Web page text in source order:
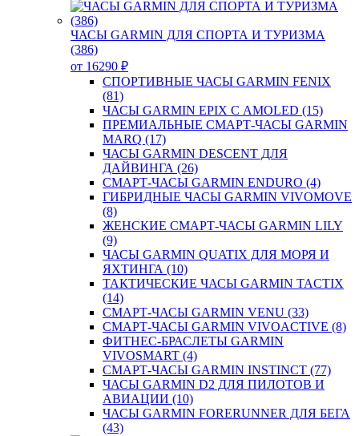
ЧАСЫ GARMIN ДЛЯ СПОРТА И ТУРИЗМА
(386)
от 16290 ₽
СПОРТИВНЫЕ ЧАСЫ GARMIN FENIX
(81)
ЧАСЫ GARMIN EPIX С AMOLED (15)
ПРЕМИАЛЬНЫЕ СМАРТ-ЧАСЫ GARMIN
MARQ (17)
ЧАСЫ GARMIN DESCENT ДЛЯ
ДАЙВИНГА (26)
СМАРТ-ЧАСЫ GARMIN ENDURO (4)
ГИБРИДНЫЕ ЧАСЫ GARMIN VIVOMOVE
(8)
ЖЕНСКИЕ СМАРТ-ЧАСЫ GARMIN LILY
(9)
ЧАСЫ GARMIN QUATIX ДЛЯ МОРЯ И
ЯХТИНГА (10)
ТАКТИЧЕСКИЕ ЧАСЫ GARMIN TACTIX
(14)
СМАРТ-ЧАСЫ GARMIN VENU (33)
СМАРТ-ЧАСЫ GARMIN VIVOACTIVE (8)
ФИТНЕС-БРАСЛЕТЫ GARMIN
VIVOSMART (4)
СМАРТ-ЧАСЫ GARMIN INSTINCT (77)
ЧАСЫ GARMIN D2 ДЛЯ ПИЛОТОВ И
АВИАЦИИ (10)
ЧАСЫ GARMIN FORERUNNER ДЛЯ БЕГА
(43)